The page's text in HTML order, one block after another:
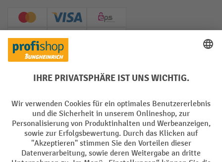
Creditcard (Master)Creditcard (Visa)
EPS
PayPal
Soziale Netzwerke
Impressum Datenschutz